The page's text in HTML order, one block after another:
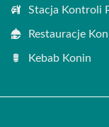
Stacja Kontroli
Restauracje
Kebab Konin